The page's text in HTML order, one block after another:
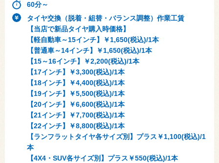
60分～
タイヤ交換（脱着・組替・バランス調整）作業工賃
【当店で新品タイヤ購入時価格】
【軽自動車～15インチ】￥1,650(税込)/1本
【普通車～14インチ】￥1,650(税込)/1本
【15～16インチ】￥2,200(税込)/1本
【17インチ】￥3,300(税込)/1本
【18インチ】￥4,400(税込)/1本
【19インチ】￥5,500(税込)/1本
【20インチ】￥6,600(税込)/1本
【21インチ】￥7,700(税込)/1本
【22インチ】￥8,800(税込)/1本
【ランフラットタイヤ各サイズ別】プラス￥1,100(税込)/1
本
【4X4・SUV各サイズ別】プラス￥550(税込)/1本